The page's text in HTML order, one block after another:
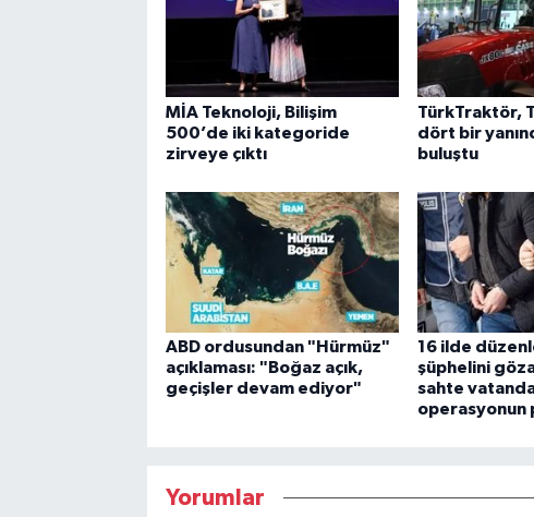
MİA Teknoloji, Bilişim
500’de iki kategoride
zirveye çıktı
TürkTraktör,
dört bir
buluştu
ABD ordusundan "Hürmüz"
açıklaması: "Boğaz açık,
geçişler devam ediyor"
16 ilde
şüphelini
sahte
operasyonun
Yorumlar